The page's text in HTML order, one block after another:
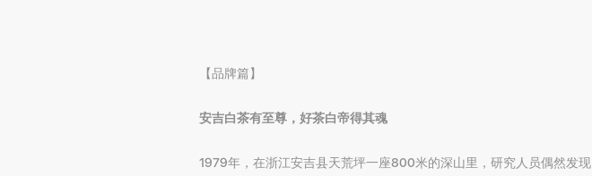
【品牌篇】
安吉白茶有至尊，好茶白帝得其魂
1979年，在浙江安吉县天荒坪一座800米的深山里，研究人员偶然发